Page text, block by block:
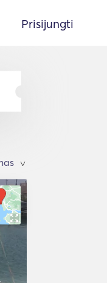
Prisijungti
>